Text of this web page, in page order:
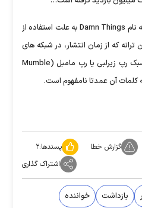
ویدئوی مورد اشاره آقای بابازاده به نام Damn Things به علت استفاده از
که از زمان انتشار، در شبکه های
اجتماعی بسیار وایرال شده، در سبک رپ زیرلبی یا رپ مامبل (Mumble
گزارش خطا پسندها:۲
اشتراک گذاری
بازداشت خواننده